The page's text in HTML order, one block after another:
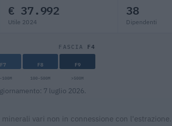
€ 37.992
Utile 2024
38
Dipendenti
FASCIA F4
F7 F8 F9
100M 100-500M >500M
7 luglio 2026.
vari non in connessione con l'estrazione.